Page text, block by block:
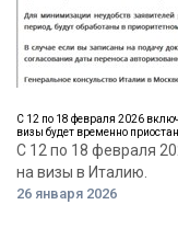
С 12 по 18 февраля 2026
визы будет временно
С 12 по 18 февраля
на визы в Италию.
26 января 2026